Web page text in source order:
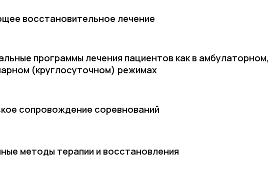
восстановительное лечение
программы лечения пациентов как в амбулаторном,
(круглосуточном) режимах
сопровождение соревнований
методы терапии и восстановления